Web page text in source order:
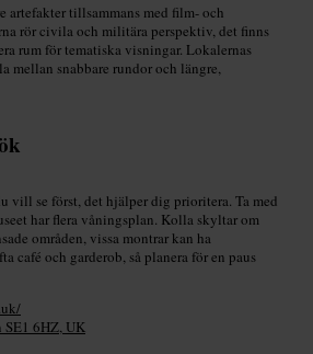
artefakter tillsammans med film- och
rör civila och militära perspektiv, det finns
rum för tematiska visningar. Lokalernas
mellan snabbare rundor och längre,
vill se först, det hjälper dig prioritera. Ta med
har flera våningsplan. Kolla skyltar om
områden, vissa montrar kan ha
café och garderob, så planera för en paus
SE1 6HZ, UK